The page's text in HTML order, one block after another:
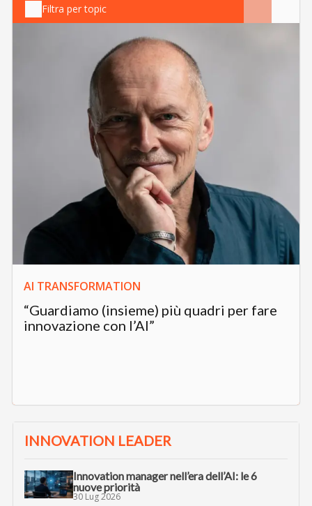
Filtra per topic
AI TRANSFORMATION
“Guardiamo (insieme) più quadri per fare
innovazione con l’AI”
INNOVATION LEADER
Innovation manager nell’era dell’AI: le 6
nuove priorità
30 Lug 2026